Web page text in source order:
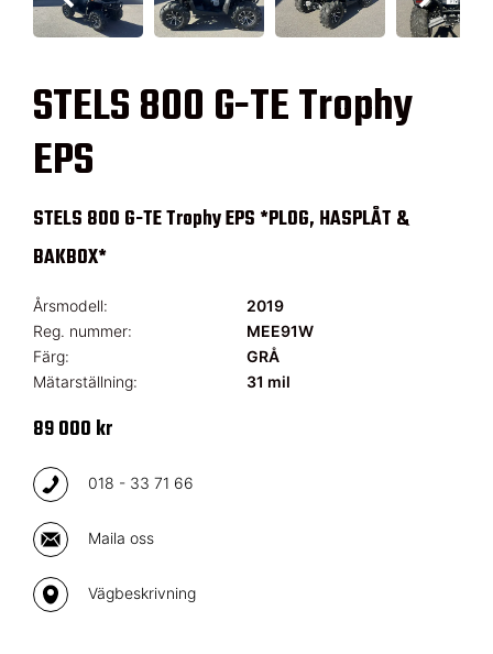
STELS 800 G-TE Trophy
EPS
STELS 800 G-TE Trophy EPS *PLOG, HASPLÅT &
BAKBOX*
Årsmodell:
2019
Reg. nummer:
MEE91W
Färg:
GRÅ
Mätarställning:
31 mil
89 000 kr
018 - 33 71 66
Maila oss
Vägbeskrivning